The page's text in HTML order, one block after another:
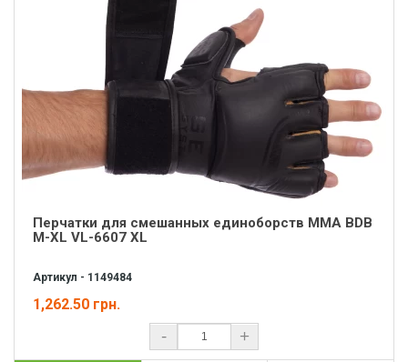
Перчатки для смешанных единоборств MMA BDB
M-XL VL-6607 XL
Артикул - 1149484
1,262.50 грн.
- +